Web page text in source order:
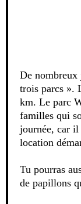
De nombreux
trois parcs ».
km. Le parc
familles qui
journée, car il
location
Tu pourras
de papillons